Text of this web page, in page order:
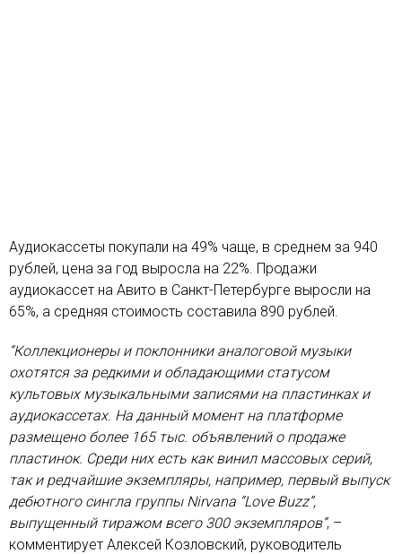
Аудиокассеты покупали на 49% чаще, в среднем за 940
рублей, цена за год выросла на 22%. Продажи
аудиокассет на Авито в Санкт-Петербурге выросли на
65%, а средняя стоимость составила 890 рублей.
“Коллекционеры и поклонники аналоговой музыки
охотятся за редкими и обладающими статусом
культовых музыкальными записями на пластинках и
аудиокассетах. На данный момент на платформе
размещено более 165 тыс. объявлений о продаже
пластинок. Среди них есть как винил массовых серий,
так и редчайшие экземпляры, например, первый выпуск
дебютного сингла группы Nirvana “Love Buzz”,
выпущенный тиражом всего 300 экземпляров”, –
комментирует Алексей Козловский, руководитель